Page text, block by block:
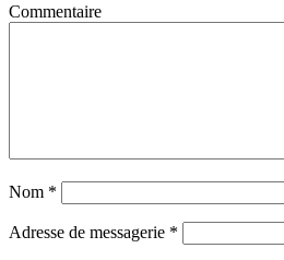
Commentaire
Nom *
Adresse de messagerie *